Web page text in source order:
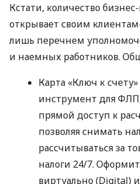
Кстати, количество
открывает своим
лишь перечнем
и наемных работников.
Карта «Ключ к
инструмент для
прямой доступ к
позволяя снимать
рассчитываться за
налоги 24/7.
виртуально (Digital)